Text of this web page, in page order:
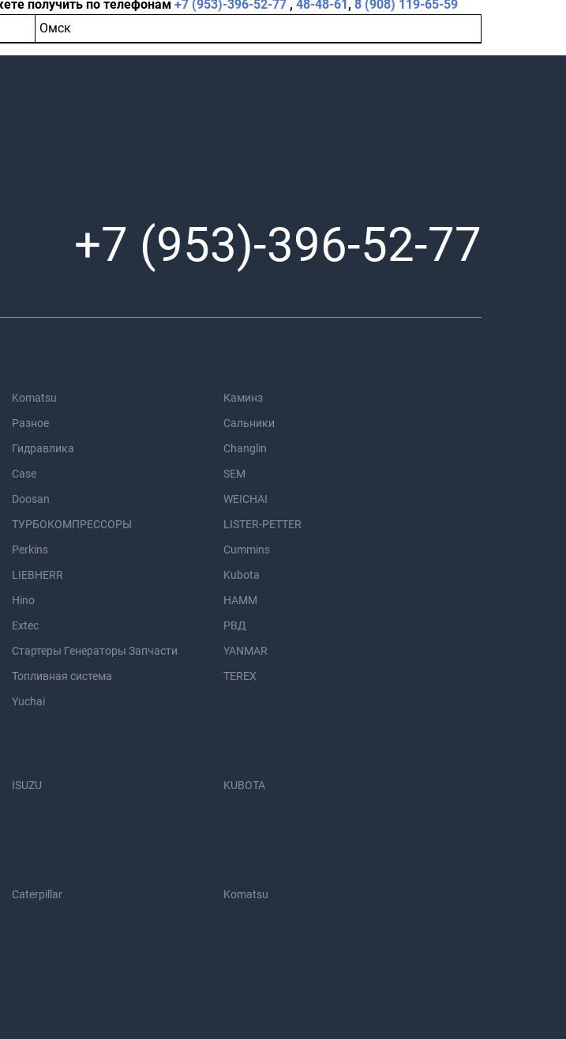
получить по телефонам +7 (953)-396-52-77 , 48-48-61, 8 (908) 119-65-59
Омск
+7 (953)-396-52-77
Komatsu
Каминз
Разное
Сальники
Гидравлика
Changlin
Case
SEM
Doosan
WEICHAI
ТУРБОКОМПРЕССОРЫ
LISTER-PETTER
Perkins
Cummins
LIEBHERR
Kubota
Hino
HAMM
Extec
РВД
Стартеры Генераторы Запчасти
YANMAR
Топливная система
TEREX
Yuchai
ISUZU
KUBOTA
Caterpillar
Komatsu